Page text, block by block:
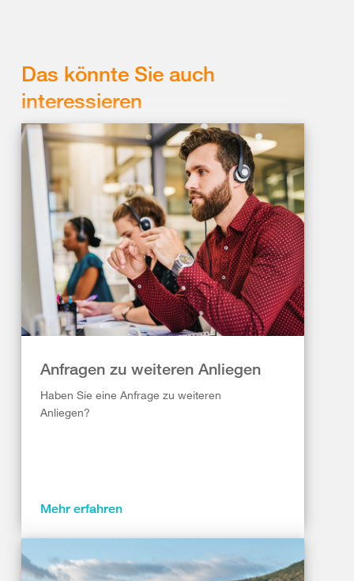
Das könnte Sie auch
interessieren
Anfragen zu weiteren Anliegen
Haben Sie eine Anfrage zu weiteren
Anliegen?
Mehr erfahren